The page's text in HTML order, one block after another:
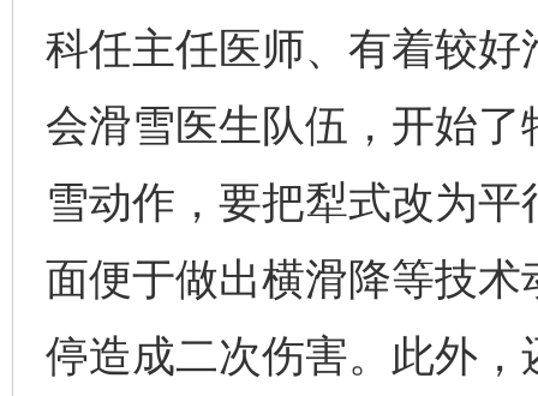
科任主任医师、有着较
会滑雪医生队伍，开始了
雪动作，要把犁式改为
面便于做出横滑降等技
停造成二次伤害。此外